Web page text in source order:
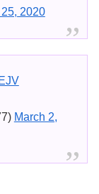
2020
March 2,